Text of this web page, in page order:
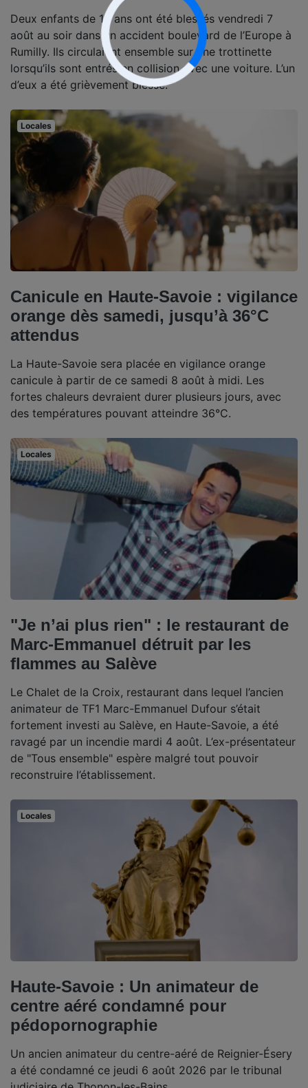
Deux enfants de 12 ans ont été blessés vendredi 7
août au soir dans un accident boulevard de l’Europe à
Rumilly. Ils circulaient ensemble sur une trottinette
lorsqu’ils sont entrés en collision avec une voiture. L’un
d’eux a été grièvement blessé.
Locales
Canicule en Haute-Savoie : vigilance
orange dès samedi, jusqu’à 36°C
attendus
La Haute-Savoie sera placée en vigilance orange
canicule à partir de ce samedi 8 août à midi. Les
fortes chaleurs devraient durer plusieurs jours, avec
des températures pouvant atteindre 36°C.
Locales
"Je n’ai plus rien" : le restaurant de
Marc-Emmanuel détruit par les
flammes au Salève
Le Chalet de la Croix, restaurant dans lequel l’ancien
animateur de TF1 Marc-Emmanuel Dufour s’était
fortement investi au Salève, en Haute-Savoie, a été
ravagé par un incendie mardi 4 août. L’ex-présentateur
de "Tous ensemble" espère malgré tout pouvoir
reconstruire l’établissement.
Locales
Haute-Savoie : Un animateur de
centre aéré condamné pour
pédopornographie
Un ancien animateur du centre-aéré de Reignier-Ésery
a été condamné ce jeudi 6 août 2026 par le tribunal